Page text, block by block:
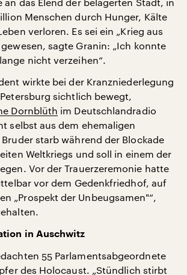
Menschen durch Hunger, Kälte
verloren. Es sei ein „Krieg aus
sagte Granin: „Ich konnte
nicht verzeihen“.
wirkte bei der Kranzniederlegung
sichtlich bewegt,
Dornblüth im Deutschlandradio
selbst aus dem ehemaligen
starb während der Blockade
Weltkriegs und soll in einem der
Vor der Trauerzeremonie hatte
vor dem Gedenkfriedhof, auf
„Prospekt der Unbeugsamen"“,
in Auschwitz
55 Parlamentsabgeordnete
des Holocaust. „Stündlich stirbt